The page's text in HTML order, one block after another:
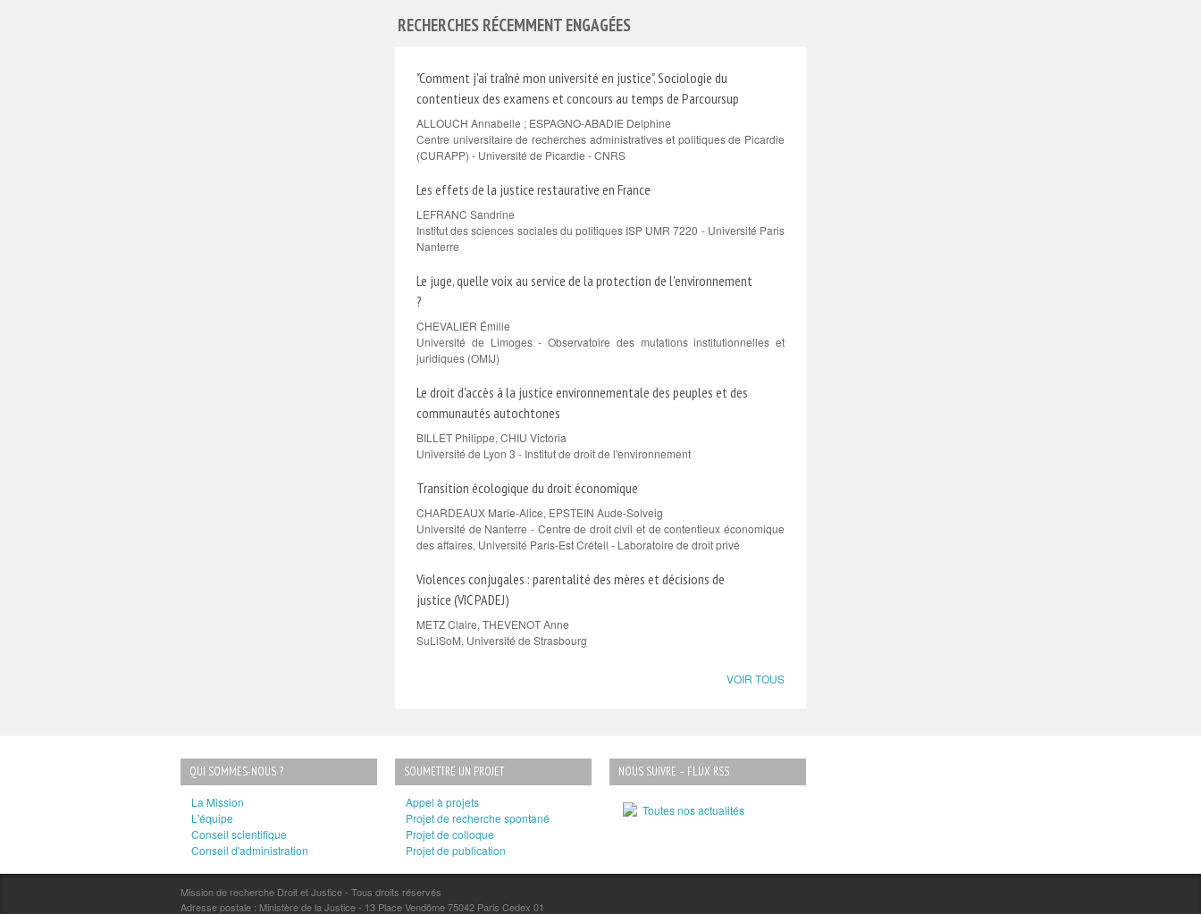
RECHERCHES RÉCEMMENT ENGAGÉES
"Comment j'ai traîné mon université en justice". Sociologie du
contentieux des examens et concours au temps de Parcoursup
ALLOUCH Annabelle ; ESPAGNO-ABADIE Delphine
Centre universitaire de recherches administratives et politiques de Picardie
(CURAPP) - Université de Picardie - CNRS
Les effets de la justice restaurative en France
LEFRANC Sandrine
Institut des sciences sociales du politiques ISP UMR 7220 - Université Paris
Nanterre
Le juge, quelle voix au service de la protection de l'environnement
?
CHEVALIER Émilie
Université de Limoges - Observatoire des mutations institutionnelles et
juridiques (OMIJ)
Le droit d'accès à la justice environnementale des peuples et des
communautés autochtones
BILLET Philippe, CHIU Victoria
Université de Lyon 3 - Institut de droit de l'environnement
Transition écologique du droit économique
CHARDEAUX Marie-Alice, EPSTEIN Aude-Solveig
Université de Nanterre - Centre de droit civil et de contentieux économique
des affaires, Université Paris-Est Créteil - Laboratoire de droit privé
Violences conjugales : parentalité des mères et décisions de
justice (VIC PADEJ)
METZ Claire, THEVENOT Anne
SuLiSoM, Université de Strasbourg
VOIR TOUS
QUI SOMMES-NOUS ?
La Mission
L'équipe
Conseil scientifique
Conseil d'administration
SOUMETTRE UN PROJET
Appel à projets
Projet de recherche spontané
Projet de colloque
Projet de publication
NOUS SUIVRE – FLUX RSS
Toutes nos actualités
Mission de recherche Droit et Justice - Tous droits réservés
Adresse postale : Ministère de la Justice - 13 Place Vendôme 75042 Paris Cedex 01